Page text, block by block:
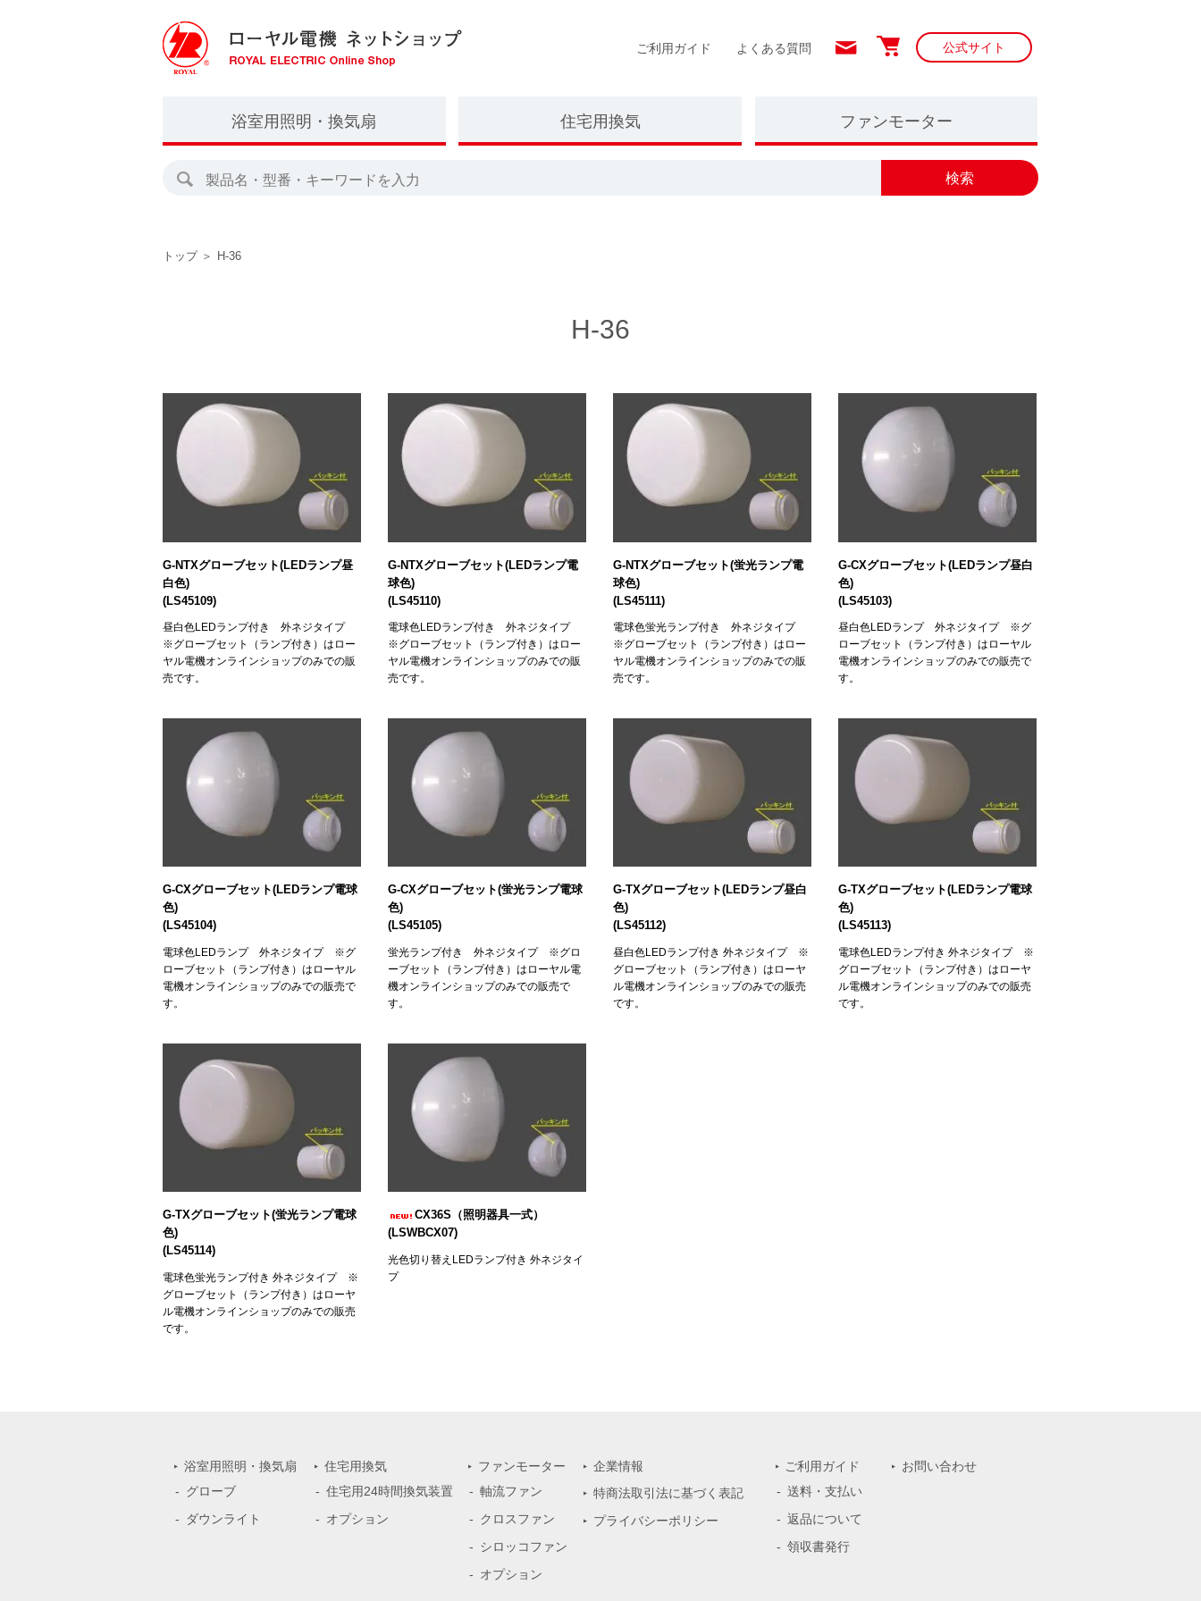
ご利用ガイド よくある質問 公式サイト
浴室用照明・換気扇
グローブ
ホルダーで選ぶ
住宅用換気
住宅用24時間換気
ファンモーター
軸流ファン
180角
クロスファン
セット
検索
トップ H-36
H-36
G-NTXグローブセット(LEDランプ昼
白色)
(LS45109)
昼白色LEDランプ付き 外ネジタイプ
※グローブセット（ランプ付き）はロー
ヤル電機オンラインショップのみでの販
売です。
G-NTXグローブセット(LEDランプ電
球色)
(LS45110)
電球色LEDランプ付き 外ネジタイプ
※グローブセット（ランプ付き）はロー
ヤル電機オンラインショップのみでの販
売です。
G-NTXグローブセット(蛍光ランプ電
球色)
(LS45111)
電球色蛍光ランプ付き 外ネジタイプ
※グローブセット（ランプ付き）はロー
ヤル電機オンラインショップのみでの販
売です。
G-CXグローブセット(LEDランプ昼白
色)
(LS45103)
昼白色LEDランプ 外ネジタイプ ※グ
ローブセット（ランプ付き）はローヤル
電機オンラインショップのみでの販売で
す。
G-CXグローブセット(LEDランプ電球
色)
(LS45104)
電球色LEDランプ 外ネジタイプ ※グ
ローブセット（ランプ付き）はローヤル
電機オンラインショップのみでの販売で
す。
G-CXグローブセット(蛍光ランプ電球
色)
(LS45105)
蛍光ランプ付き 外ネジタイプ ※グロ
ーブセット（ランプ付き）はローヤル電
機オンラインショップのみでの販売で
す。
G-TXグローブセット(LEDランプ昼白
色)
(LS45112)
昼白色LEDランプ付き 外ネジタイプ ※
グローブセット（ランプ付き）はローヤ
ル電機オンラインショップのみでの販売
です。
G-TXグローブセット(LEDランプ電球
色)
(LS45113)
電球色LEDランプ付き 外ネジタイプ ※
グローブセット（ランプ付き）はローヤ
ル電機オンラインショップのみでの販売
です。
G-TXグローブセット(蛍光ランプ電球
色)
(LS45114)
電球色蛍光ランプ付き 外ネジタイプ ※
グローブセット（ランプ付き）はローヤ
ル電機オンラインショップのみでの販売
です。
CX36S（照明器具一式）
(LSWBCX07)
光色切り替えLEDランプ付き 外ネジタイ
プ
浴室用照明・換気扇
グローブ
ダウンライト
住宅用換気
住宅用24時間換気装置
オプション
ファンモーター
軸流ファン
クロスファン
シロッコファン
オプション
企業情報
特商法取引法に基づく表記
プライバシーポリシー
ご利用ガイド
送料・支払い
返品について
領収書発行
お問い合わせ